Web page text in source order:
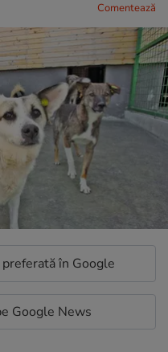
Comentează
în Google
Google News